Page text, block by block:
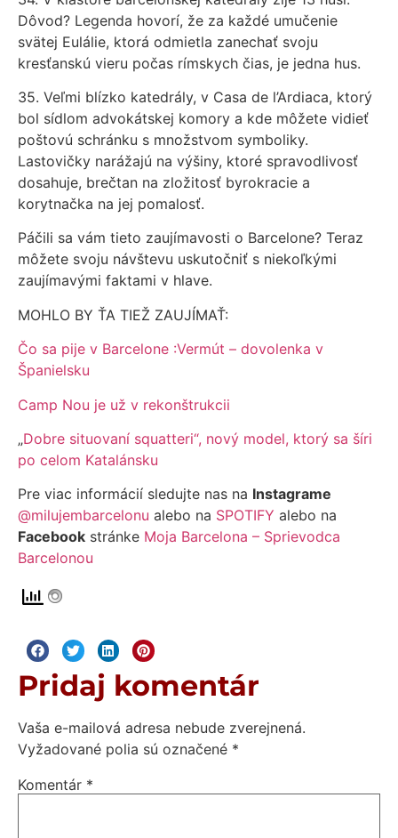
Dôvod? Legenda hovorí, že za každé umučenie
svätej Eulálie, ktorá odmietla zanechať svoju
kresťanskú vieru počas rímskych čias, je jedna hus.
35. Veľmi blízko katedrály, v Casa de l’Ardiaca, ktorý
bol sídlom advokátskej komory a kde môžete vidieť
poštovú schránku s množstvom symboliky.
Lastovičky narážajú na výšiny, ktoré spravodlivosť
dosahuje, brečtan na zložitosť byrokracie a
korytnačka na jej pomalosť.
Páčili sa vám tieto zaujímavosti o Barcelone? Teraz
môžete svoju návštevu uskutočniť s niekoľkými
zaujímavými faktami v hlave.
MOHLO BY ŤA TIEŽ ZAUJÍMAŤ:
Čo sa pije v Barcelone :Vermút – dovolenka v
Španielsku
Camp Nou je už v rekonštrukcii
„Dobre situovaní squatteri“, nový model, ktorý sa šíri
po celom Katalánsku
Pre viac informácií sledujte nas na Instagrame
@milujembarcelonu alebo na SPOTIFY alebo na
Facebook stránke Moja Barcelona – Sprievodca
Barcelonou
Pridaj komentár
Vaša e-mailová adresa nebude zverejnená.
Vyžadované polia sú označené *
Komentár *